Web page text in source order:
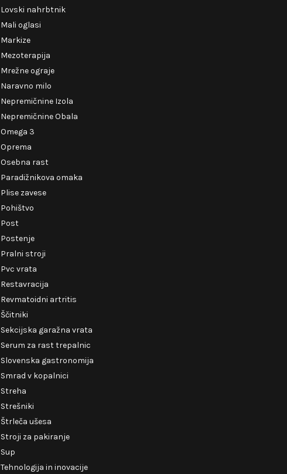
Lovski nahrbtnik
Mali oglasi
Markize
Mezoterapija
Mrežne ograje
Naravno milo
Nepremičnine Izola
Nepremičnine Obala
Omega 3
Oprema
Osebna rast
Paradižnikova omaka
Plise zavese
Pohištvo
Post
Postenje
Pralni stroji
Pvc vrata
Restavracija
Revmatoidni artritis
Ščitniki
Sekcijska garažna vrata
Serum za rast trepalnic
Slovenska gastronomija
Smrad v kopalnici
Streha
Strešniki
Štrleča ušesa
Stroji za pakiranje
Sup
Tehnologija in inovacije